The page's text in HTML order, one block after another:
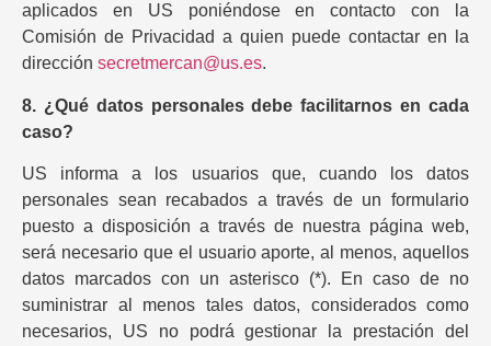
aplicados en US poniéndose en contacto con la
Comisión de Privacidad a quien puede contactar en la
dirección secretmercan@us.es.
8. ¿Qué datos personales debe facilitarnos en cada
caso?
US informa a los usuarios que, cuando los datos
personales sean recabados a través de un formulario
puesto a disposición a través de nuestra página web,
será necesario que el usuario aporte, al menos, aquellos
datos marcados con un asterisco (*). En caso de no
suministrar al menos tales datos, considerados como
necesarios, US no podrá gestionar la prestación del